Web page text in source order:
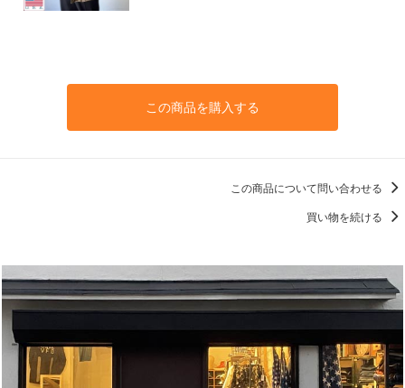
この商品を購入する
この商品について問い合わせる
買い物を続ける